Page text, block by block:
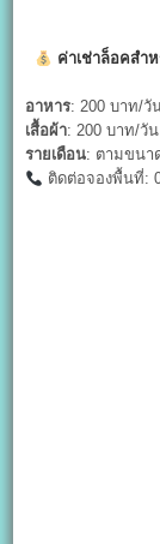
ค่าเช่าล็อคสำ
อาหาร: 200 บาท/วั
เสื้อผ้า: 200 บาท/วั
รายเดือน: ตามขนา
ติดต่อจองพื้นที่: